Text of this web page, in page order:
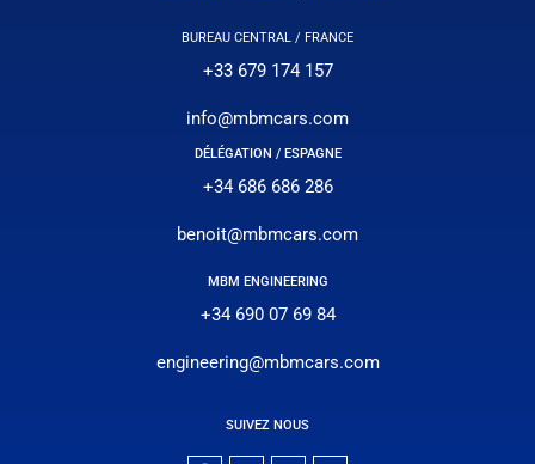
BUREAU CENTRAL / FRANCE
+33 679 174 157
info@mbmcars.com
DÉLÉGATION / ESPAGNE
+34 686 686 286
benoit@mbmcars.com
MBM ENGINEERING
+34 690 07 69 84
engineering@mbmcars.com
SUIVEZ NOUS